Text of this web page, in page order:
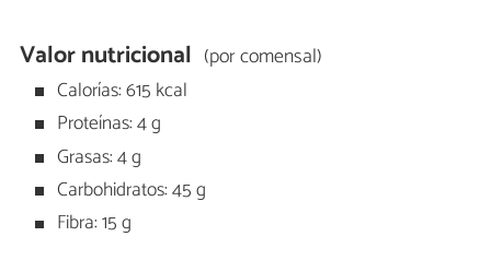
Valor nutricional (por comensal)
Calorías: 615 kcal
Proteínas: 4 g
Grasas: 4 g
Carbohidratos: 45 g
Fibra: 15 g